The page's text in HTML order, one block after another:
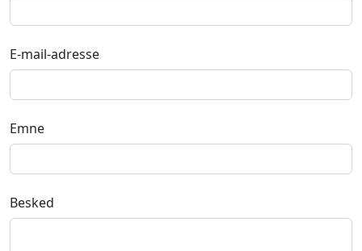
E-mail-adresse
Emne
Besked